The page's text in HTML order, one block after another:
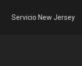
Servicio New Jersey